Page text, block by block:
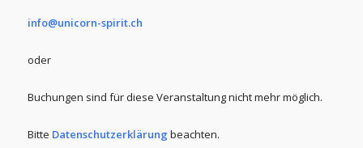
info@unicorn-spirit.ch
oder
Buchungen sind für diese Veranstaltung nicht mehr möglich.
Bitte Datenschutzerklärung beachten.